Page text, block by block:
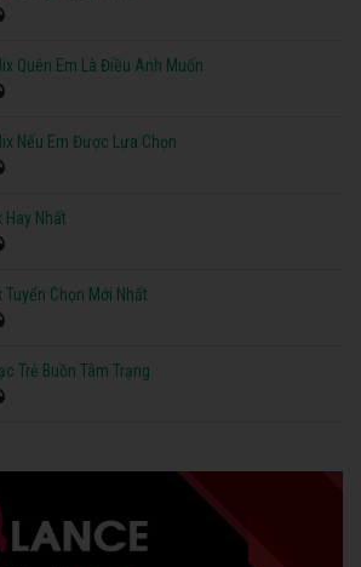
Quên Em Là Điều Anh Muốn
Nếu Em Được Lựa Chọn
Hay Nhất
Tuyển Chọn Mới Nhất
Trẻ Buồn Tâm Trạng